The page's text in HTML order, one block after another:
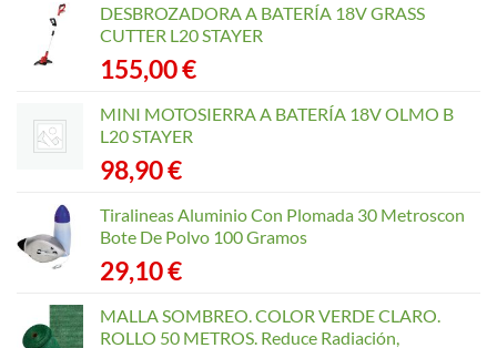
DESBROZADORA A BATERÍA 18V GRASS
CUTTER L20 STAYER
155,00€
MINI MOTOSIERRA A BATERÍA 18V OLMO B
L20 STAYER
98,90€
Tiralineas Aluminio Con Plomada 30 Metroscon
Bote De Polvo 100 Gramos
29,10€
MALLA SOMBREO. COLOR VERDE CLARO.
ROLLO 50 METROS. Reduce Radiación,